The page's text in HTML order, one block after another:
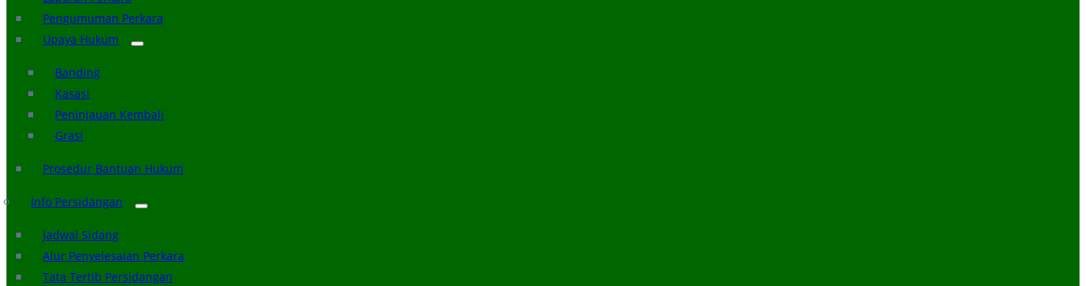
Pengumuman Perkara
Upaya Hukum
Banding
Kasasi
Peninjauan Kembali
Grasi
Prosedur Bantuan Hukum
Info Persidangan
Jadwal Sidang
Alur Penyelesaian Perkara
Tata Tertib Persidangan